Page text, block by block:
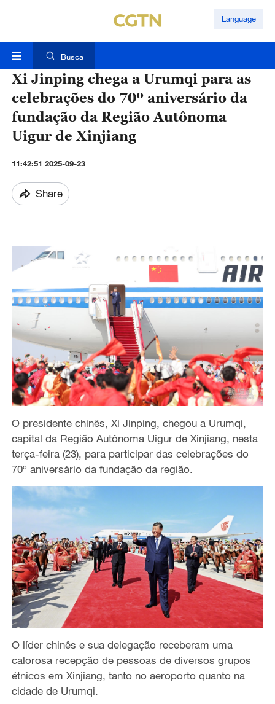
Language
Busca
Xi Jinping chega a Urumqi para as
celebrações do 70º aniversário da
fundação da Região Autônoma
Uigur de Xinjiang
11:42:51 2025-09-23
Share
O presidente chinês, Xi Jinping, chegou a Urumqi,
capital da Região Autônoma Uigur de Xinjiang, nesta
terça-feira (23), para participar das celebrações do
70º aniversário da fundação da região.
O líder chinês e sua delegação receberam uma
calorosa recepção de pessoas de diversos grupos
étnicos em Xinjiang, tanto no aeroporto quanto na
cidade de Urumqi.